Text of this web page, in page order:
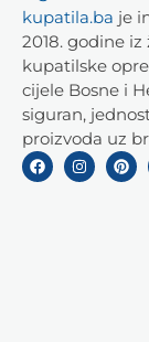
kupatila.ba je
2018. godine
kupatilske
cijele Bosne i
siguran,
proizvoda uz